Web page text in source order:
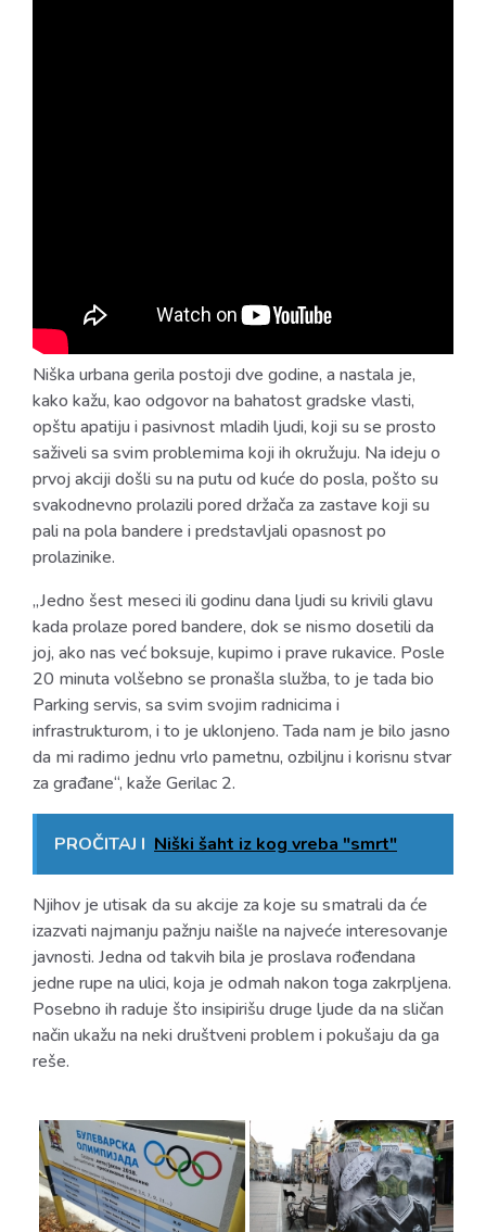
Niška urbana gerila postoji dve godine, a nastala je,
kako kažu, kao odgovor na bahatost gradske vlasti,
opštu apatiju i pasivnost mladih ljudi, koji su se prosto
saživeli sa svim problemima koji ih okružuju. Na ideju o
prvoj akciji došli su na putu od kuće do posla, pošto su
svakodnevno prolazili pored držača za zastave koji su
pali na pola bandere i predstavljali opasnost po
prolazinike.
„Jedno šest meseci ili godinu dana ljudi su krivili glavu
kada prolaze pored bandere, dok se nismo dosetili da
joj, ako nas već boksuje, kupimo i prave rukavice. Posle
20 minuta volšebno se pronašla služba, to je tada bio
Parking servis, sa svim svojim radnicima i
infrastrukturom, i to je uklonjeno. Tada nam je bilo jasno
da mi radimo jednu vrlo pametnu, ozbiljnu i korisnu stvar
za građane“, kaže Gerilac 2.
PROČITAJ I Niški šaht iz kog vreba "smrt"
Njihov je utisak da su akcije za koje su smatrali da će
izazvati najmanju pažnju naišle na najveće interesovanje
javnosti. Jedna od takvih bila je proslava rođendana
jedne rupe na ulici, koja je odmah nakon toga zakrpljena.
Posebno ih raduje što insipirišu druge ljude da na sličan
način ukažu na neki društveni problem i pokušaju da ga
reše.